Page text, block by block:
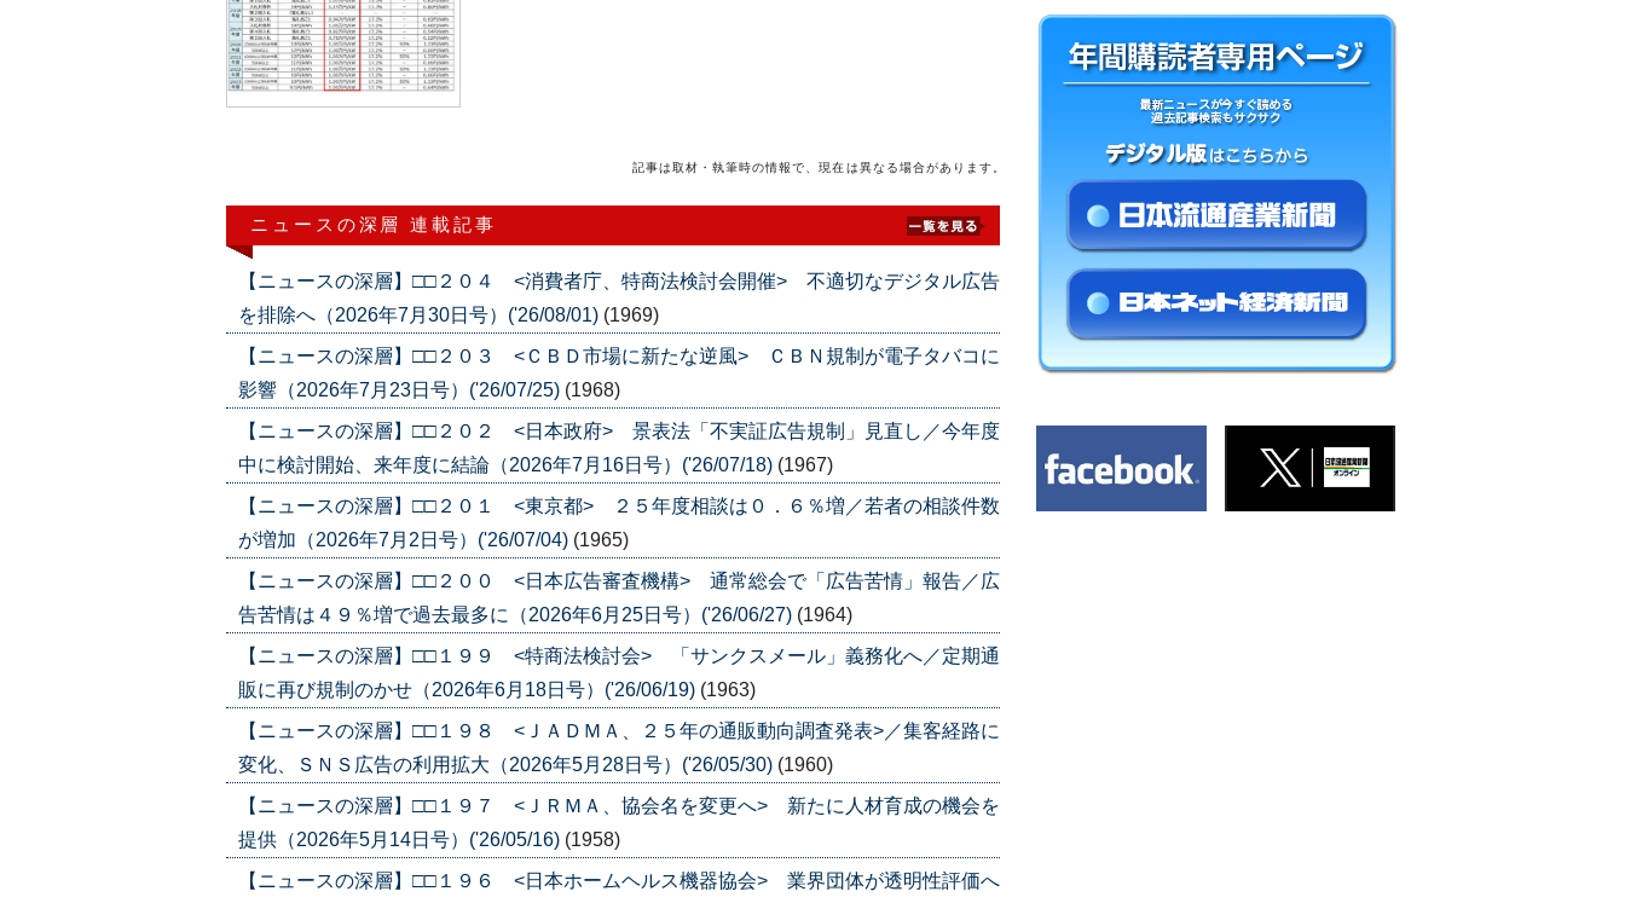
記事は取材・執筆時の情報で、現在は異なる場合があります。
ニュースの深層 連載記事
【ニュースの深層】□□２０４ <消費者庁、特商法検討会開催> 不適切なデジタル広告
を排除へ（2026年7月30日号）('26/08/01) (1969)
【ニュースの深層】□□２０３ <ＣＢＤ市場に新たな逆風> ＣＢＮ規制が電子タバコに
影響（2026年7月23日号）('26/07/25) (1968)
【ニュースの深層】□□２０２ <日本政府> 景表法「不実証広告規制」見直し／今年度
中に検討開始、来年度に結論（2026年7月16日号）('26/07/18) (1967)
【ニュースの深層】□□２０１ <東京都> ２５年度相談は０．６％増／若者の相談件数
が増加（2026年7月2日号）('26/07/04) (1965)
【ニュースの深層】□□２００ <日本広告審査機構> 通常総会で「広告苦情」報告／広
告苦情は４９％増で過去最多に（2026年6月25日号）('26/06/27) (1964)
【ニュースの深層】□□１９９ <特商法検討会> 「サンクスメール」義務化へ／定期通
販に再び規制のかせ（2026年6月18日号）('26/06/19) (1963)
【ニュースの深層】□□１９８ <ＪＡＤＭＡ、２５年の通販動向調査発表>／集客経路に
変化、ＳＮＳ広告の利用拡大（2026年5月28日号）('26/05/30) (1960)
【ニュースの深層】□□１９７ <ＪＲＭＡ、協会名を変更へ> 新たに人材育成の機会を
提供（2026年5月14日号）('26/05/16) (1958)
【ニュースの深層】□□１９６ <日本ホームヘルス機器協会> 業界団体が透明性評価へ